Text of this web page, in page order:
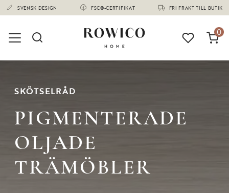
SVENSK DESIGN FSC®-CERTIFIKAT FRI FRAKT TILL BUTIK
(1678)
0
SKÖTSELRÅD
PIGMENTERADE
OLJADE
TRÄMÖBLER